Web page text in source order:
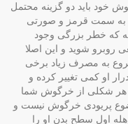
خود باید دو گزینه محتمل
و به سمت قرمز و صورتی
که خطر بزرگی وجود
روبرو شوید و این اصلا
به مصرف زیاد برخی
او کمی تغییر کرده و
هر شکلی از خرگوش شما
پریودی خرگوش نیست و
اول سطح بدن او را